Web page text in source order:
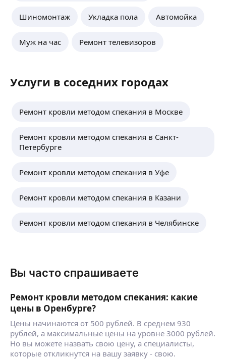
Шиномонтаж Укладка пола Автомойка
Муж на час Ремонт телевизоров
Услуги в соседних городах
Ремонт кровли методом спекания в Москве
Ремонт кровли методом спекания в Санкт-
Петербурге
Ремонт кровли методом спекания в Уфе
Ремонт кровли методом спекания в Казани
Ремонт кровли методом спекания в Челябинске
Вы часто спрашиваете
Ремонт кровли методом спекания: какие
цены в Оренбурге?
Цены начинаются от 500 рублей. В среднем 930
рублей, а максимальные цены на уровне 3000 рублей.
Но вы можете назвать свою цену, а специалисты,
которые откликнутся на вашу заявку - свою.